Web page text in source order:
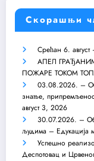
Скорашњи
Срећан 6.
АПЕЛ
ПОЖАРЕ ТОКОМ
03.08.2026. –
знање,
август 3, 2026
30.07.2026. –
људима – Едукација
Успешно
Деспотовац и